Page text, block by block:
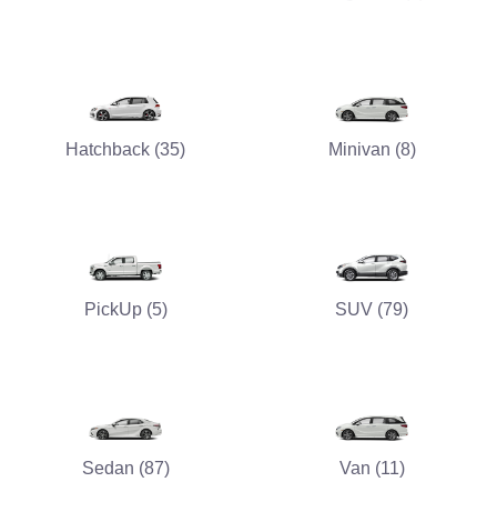
Hatchback (35) Minivan (8)
PickUp (5) SUV (79)
Sedan (87) Van (11)